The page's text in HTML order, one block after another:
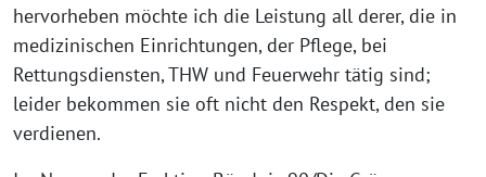
hervorheben möchte ich die Leistung all derer, die in
medizinischen Einrichtungen, der Pflege, bei
Rettungsdiensten, THW und Feuerwehr tätig sind;
leider bekommen sie oft nicht den Respekt, den sie
verdienen.